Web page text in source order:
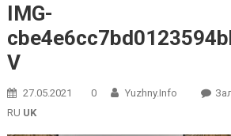
IMG-
V
27.05.2021 0 Yuzhny.info
RU UK